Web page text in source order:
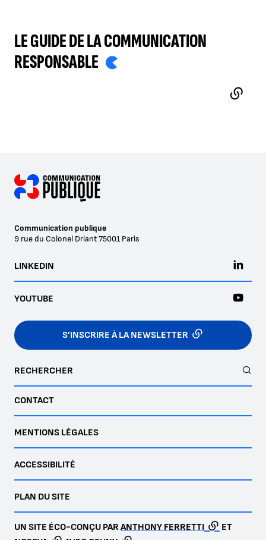
LE GUIDE DE LA COMMUNICATION
RESPONSABLE - LIEN EXTERNE
Communication publique
9 rue du Colonel Driant75001 Paris
S’INSCRIRE À LA NEWSLETTER
LINKEDIN
YOUTUBE
RECHERCHER
CONTACT
MENTIONS LÉGALES
ACCESSIBILITÉ
PLAN DU SITE
UN SITE ÉCO-CONÇU PARANTHONY FERRETTI
ET